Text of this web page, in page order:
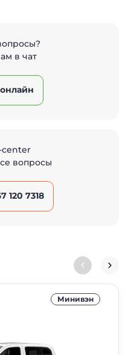
в чат
center
вопросы
120 7318
Минивэн